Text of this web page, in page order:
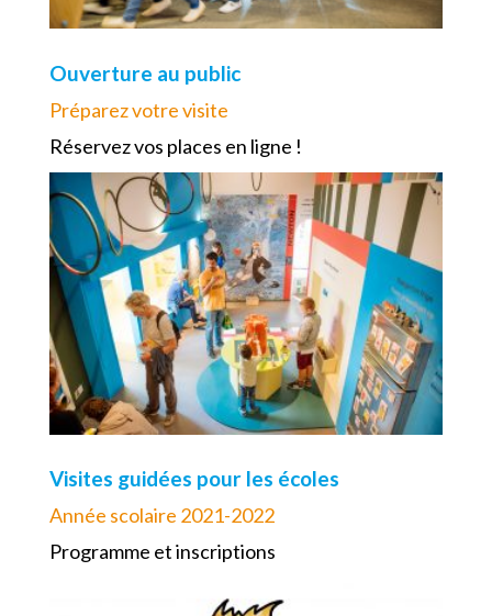
Ouverture au public
Préparez votre visite
Réservez vos places en ligne !
Visites guidées pour les écoles
Année scolaire 2021-2022
Programme et inscriptions